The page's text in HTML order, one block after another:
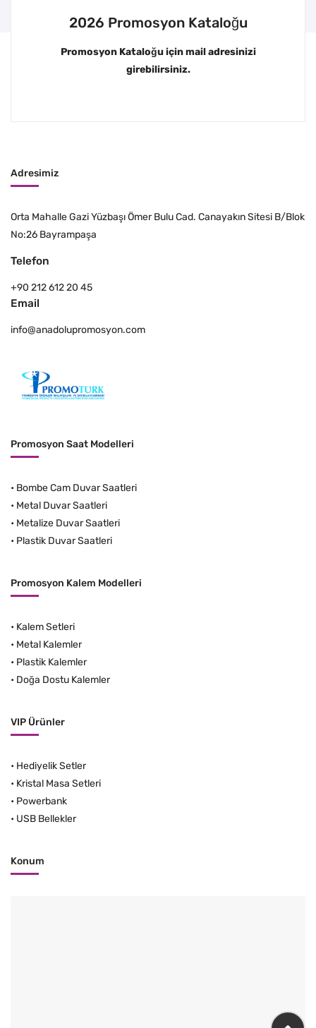
2026 Promosyon Kataloğu
Promosyon Kataloğu için mail adresinizi
girebilirsiniz.
Adresimiz
Orta Mahalle Gazi Yüzbaşı Ömer Bulu Cad. Canayakın Sitesi B/Blok
No:26 Bayrampaşa
Telefon
+90 212 612 20 45
Email
info@anadolupromosyon.com
Promosyon Saat Modelleri
• Bombe Cam Duvar Saatleri
• Metal Duvar Saatleri
• Metalize Duvar Saatleri
• Plastik Duvar Saatleri
Promosyon Kalem Modelleri
• Kalem Setleri
• Metal Kalemler
• Plastik Kalemler
• Doğa Dostu Kalemler
VIP Ürünler
• Hediyelik Setler
• Kristal Masa Setleri
• Powerbank
• USB Bellekler
Konum